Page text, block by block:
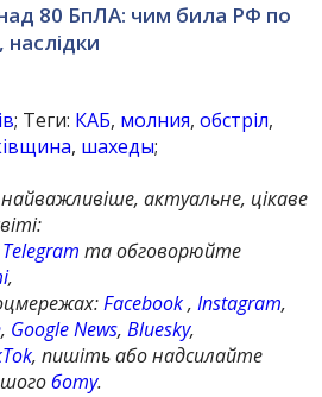
80 БпЛА: чим била РФ по
наслідки
; Теги: КАБ, молния,обстріл,
, шахеды;
актуальне, цікаве
Telegram та обговорюйте
,
Facebook,Instagram,
, Google News,Bluesky,
, пишіть або надсилайте
боту.